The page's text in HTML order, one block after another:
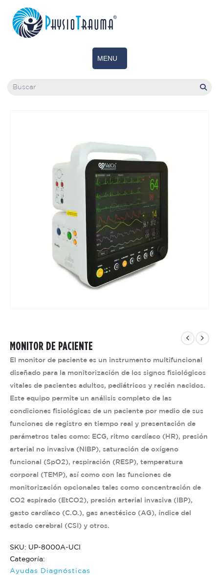
MONITOR DE PACIENTE
El monitor de paciente es un instrumento multifuncional
diseñado para la monitorización de los signos fisiológicos
vitales de pacientes adultos, pediátricos y recién nacidos.
Este equipo permite un análisis completo de las
condiciones fisiológicas de un paciente por medio de sus
funciones de registro en tiempo real y presentación de
parámetros tales como: ECG, ritmo cardíaco (HR), presión
arterial no invasiva (NIBP), saturación de oxígeno
funcional (SpO2), respiración (RESP), temperatura
corporal (TEMP), así como con las funciones de
monitorización opcionales tales como concentración de
CO2 espirado (EtCO2), presión arterial invasiva (IBP),
gasto cardíaco (C.O.), gas anestésico (AG), índice del
estado cerebral (CSI) y otros.
SKU: UP-8000A-UCI
Categoría:
Ayudas Diagnósticas